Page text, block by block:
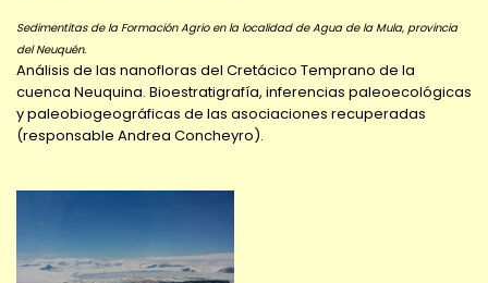
Sedimentitas de la Formación Agrio en la localidad de Agua de la Mula, provincia
del Neuquén.
Análisis de las nanofloras del Cretácico Temprano de la
cuenca Neuquina. Bioestratigrafía, inferencias paleoecológicas
y paleobiogeográficas de las asociaciones recuperadas
(responsable Andrea Concheyro).